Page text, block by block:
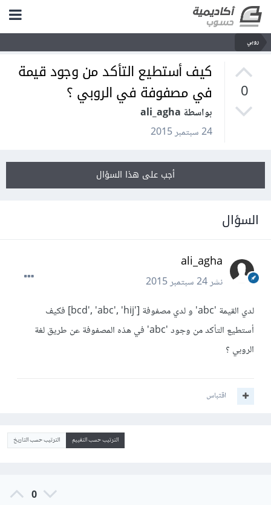
روبي
0
كيف أستطيع التأكد من وجود قيمة
في مصفوفة في الروبي ؟
بواسطة ali_agha
24 سبتمبر 2015
أجب على هذا السؤال
السؤال
ali_agha
نشر24 سبتمبر 2015
لدي القيمة 'abc' و لدي مصفوفة ['bcd', 'abc', 'hij] فكيف
أستطيع التأكد من وجود 'abc' في هذه المصفوفة عن طريق لغة
الروبي ؟
اقتباس
الترتيب حسب التقييم الترتيب حسب التاريخ
0